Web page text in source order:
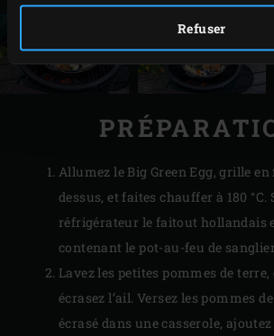
Refuser
Allumez le Big Green Egg, grille en
dessus, et faites chauffer à 180 °C.
réfrigérateur le faitout hollandais
contenant le pot-au-feu de
Lavez les petites pommes de terre,
écrasez l’ail. Versez les pommes
écrasé dans une casserole, ajoutez